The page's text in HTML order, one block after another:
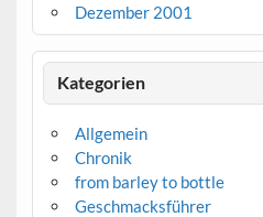
Dezember 2001
Kategorien
Allgemein
Chronik
from barley to bottle
Geschmacksführer